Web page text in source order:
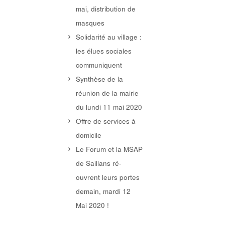
mai, distribution de
masques
Solidarité au village :
les élues sociales
communiquent
Synthèse de la
réunion de la mairie
du lundi 11 mai 2020
Offre de services à
domicile
Le Forum et la MSAP
de Saillans ré-
ouvrent leurs portes
demain, mardi 12
Mai 2020 !